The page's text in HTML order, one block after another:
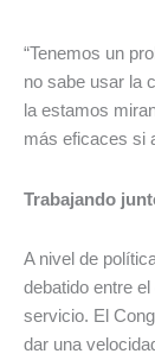
“Tenemos un
no sabe usar la
la estamos
más eficaces si
Trabajando
A nivel de
debatido entre
servicio. El
dar una